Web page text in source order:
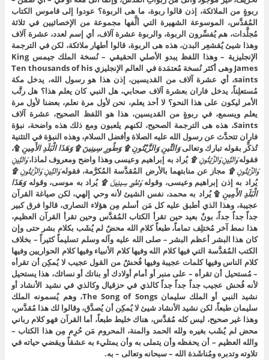
ربوةٍ من الملائكة، إذن قالوا ربوة، ما هى الربوة؟ عودوا إلى قاموس الكتاب
المُقدَّس، الموسوعة الشهيرة التي ألَّفها مجموعة من الإخصائيين في ثلاثة
مُجلَّدات، هم يُفسِّرون الربوة، والربوة عشرة آلاف، أي إسم لعدد، عشرة آلاف
وهذا شيئ يُقشعِر البدن، هذه هى الربوة، قالوا أطهار ملائكة، لكن في الترجمة
الإنجليزية – وهذا اللفظ يبدو الأصلي الحقيقي – نُسخة الملك جيمس King
James وهى أكثر نُسخة مُعتمَدة في العالم الإنجليزي Ten thousands of his
saints، أي عشرة آلاف من القديسين، إذن هذا هو رسول الله، يدخل مكة
مُستعلِناً، يدخل فاران بعشرة آلاف صحابي، هل النبي كان يعلم هذا؟ هل رتَّب
الأمر ليكون على هذا النحو؟ لا أحد يعلم، نحن لأول مرة نعلم، بعضنا لأول مرة
يعلم ويسمع، في ربوةٍ من القديسين، هذا هو اللفظ الصحيح، عشرة آلاف
Saints، هذه هى الترجمة الصحيح، لكنهم يلعبون ومع ذلك هذه واضحة، نبؤة
فاران تتحدَّث عن رسول الله عليه الصلاة وأفضل السلام، وهذه النبؤة في التثنية
تُذكِّر بقوله تبارك وتعالىوَالتِّينِ وَالزَّيْتُونِ ۩ وَطُورِ سِينِينَ ۩ وَهَذَا الْبَلَدِ الأَمِينِ۩،
فقولهوَالتِّينِ وَالزَّيْتُونِ ۩ يُراد به إبراهيم وعيسى وهذا واضح ومعروف لماذا،وَالتِّينِ
وَالزَّيْتُونِ ۩ مجاز عن منابتهما بالأرض المُقدَّسة المُكرَّمة، فقولهوَالتِّينِ وَالزَّيْتُونِ ۩
يُراد به إذن إبراهيم وعيسى، وقولهوَطُورِ سِينِينَ ۩ يُراد به موسى، وقولهوَهَذَا
الْبَلَدِ الأَمِينِ۩ يُراد به محمد، نفس الشيئ لأنه وحي إلهي، لكن صياغة القرآن
عجيبة، وهذا الذي أطبق عليه كل مَن أسلم مِن هؤلاء النصارى، قالوا فرق كبير
جداً جداً جداً، بونٌ بعيد حين تقرأ الكتاب المُقدَّس وحين تقرأ القرآن العظيم،
هذا نمط آخر مُختلِف تماماً، طبعاً كلام الله محضٌ لم يُشَب بكلام بشر حتى وإن
كان هذا البشر أعظم البشر – صلى الله عليه وآله وسلم تسليماً كثيراً – بخلاف
الكتب المُقدَّسة التي فيها كلام الله وفيها كلام الأنبياء وفيها كلام الحواريين وفيها
كلام الناس وفيها كلمات عجيبة وفيها فُحشٌ من القول عجيب لا يُمكِن أن تقرأه
– مُستحيل أن تقرأه – على منبر أو أمام أولادك أو بناتك أو نسائك، هذا يستحيل
لأنه فُحش عجيب جداً جداً جداً كالذي في حزقيال وكالذي في نشيد الأنشاد أو
نشيد النبي أو الملك سليمان The Song of Songs، وهم يُسمونه الملك
سليمان طبعاً، لكن نشيد الأنشاد شيئ لا يُمكِن أن يُصدَّق، وقالوا لك هذا مُقدَّس،
وهذا غير صحيح، ليس كله مُقدَّس، هناك خليط طبعاً، أما القرآن فهو كلام رباني
محض لم يُشَب بغيره ولله الحمد والمنة، المحروم مَن حُرِم مِن هذا الكتاب –
والله العظيم – أن يحفظه وأن يتملى به وأن يمتليء به عشقاً ويقضي حياته في
تلاوته وتدبره ومُناشَدة الله – سبحانه وتعالى – به.